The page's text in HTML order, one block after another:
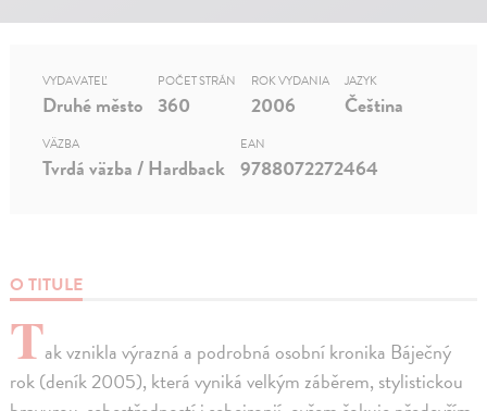
O TITULE
Tak vznikla výrazná a podrobná osobní kronika Báječný
rok (deník 2005), která vyniká velkým záběrem, stylistickou
VYDAVATEĽ
Druhé město
POČET STRÁN
360
ROK VYDANIA
2006
JAZYK
Čeština
VÄZBA
Tvrdá väzba / Hardback
EAN
9788072272464